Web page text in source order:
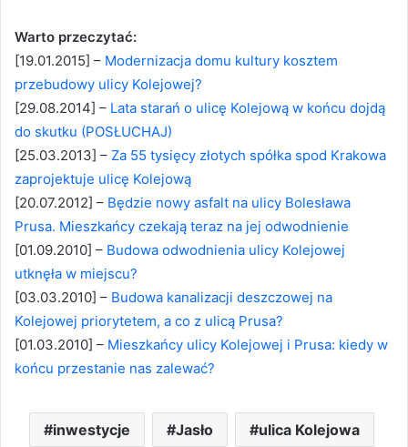
Warto przeczytać:
[19.01.2015] – Modernizacja domu kultury kosztem
przebudowy ulicy Kolejowej?
[29.08.2014] – Lata starań o ulicę Kolejową w końcu dojdą
do skutku (POSŁUCHAJ)
[25.03.2013] – Za 55 tysięcy złotych spółka spod Krakowa
zaprojektuje ulicę Kolejową
[20.07.2012] – Będzie nowy asfalt na ulicy Bolesława
Prusa. Mieszkańcy czekają teraz na jej odwodnienie
[01.09.2010] – Budowa odwodnienia ulicy Kolejowej
utknęła w miejscu?
[03.03.2010] – Budowa kanalizacji deszczowej na
Kolejowej priorytetem, a co z ulicą Prusa?
[01.03.2010] – Mieszkańcy ulicy Kolejowej i Prusa: kiedy w
końcu przestanie nas zalewać?
inwestycje Jasło ulica Kolejowa